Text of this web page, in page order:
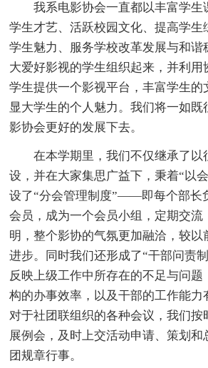
我系电影协会一直都以丰富学生
学生才艺、活跃校园文化、提高学生
学生魅力、服务学校改革发展与和谐
大爱好影视的学生组织起来，并利用
学生提供一个影视平台，丰富学生的
显大学生的个人魅力。我们将一如既
影协会更好的发展下去。
在本学期里，我们不仅继承了以
设，并在大家集思广益下，秉着“以
设了“分会管理制度”——即每个部长
会员，成为一个会员小组，定期交流
明，整个影协的气氛更加融洽，较以
进步。同时我们还形成了“干部问责
反映上级工作中所存在的不足与问题
构的办事效率，以及干部的工作能力
对于社团联组织的各种会议，我们按
展例会，及时上交活动申请、策划和
团规章行事。